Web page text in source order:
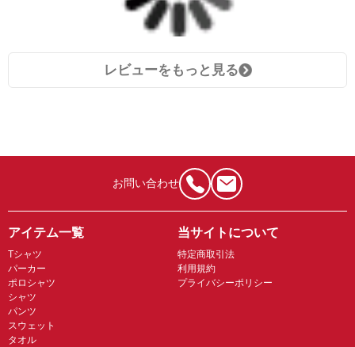
レビューをもっと見る
お問い合わせ
アイテム一覧
Tシャツ
パーカー
ポロシャツ
シャツ
パンツ
スウェット
タオル
当サイトについて
特定商取引法
利用規約
プライバシーポリシー